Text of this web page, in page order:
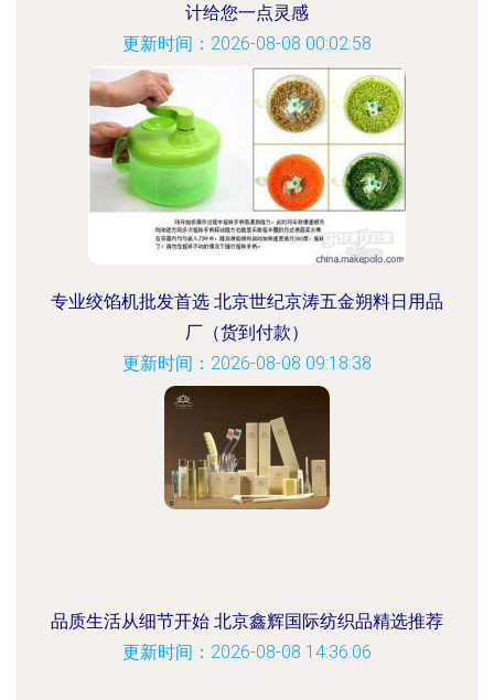
计给您一点灵感
更新时间：2026-08-08 00:02:58
专业绞馅机批发首选 北京世纪京涛五金朔料日用品
厂（货到付款）
更新时间：2026-08-08 09:18:38
品质生活从细节开始 北京鑫辉国际纺织品精选推荐
更新时间：2026-08-08 14:36:06